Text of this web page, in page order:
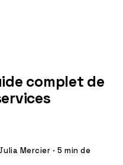
complet de
Mercier · 5 min de